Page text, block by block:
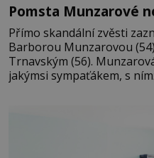
Pomsta Munzarové
Přímo skandální zvěsti
Barborou Munzarovou
Trnavským (56).
jakýmsi sympaťákem, s